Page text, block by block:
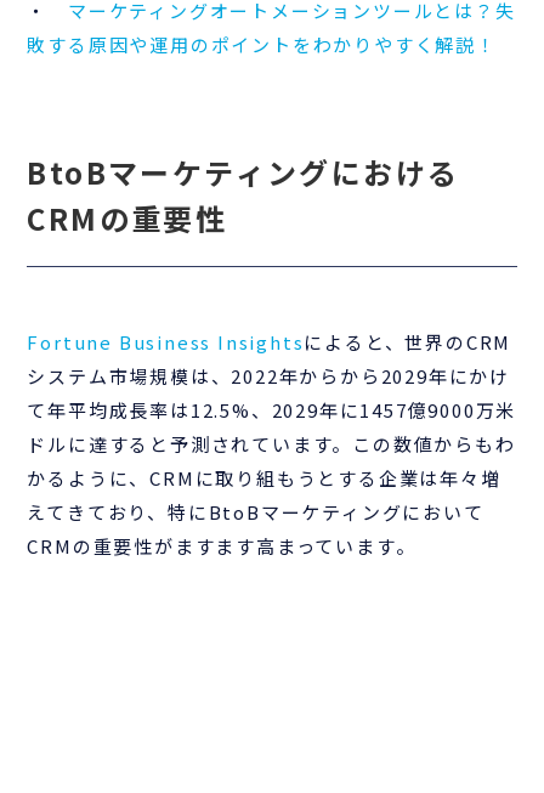
・ マーケティングオートメーションツールとは？失
敗する原因や運用のポイントをわかりやすく解説！
BtoBマーケティングにおける
CRMの重要性
Fortune Business Insightsによると、世界のCRM
システム市場規模は、2022年からから2029年にかけ
て年平均成長率は12.5%、2029年に1457億9000万米
ドルに達すると予測されています。この数値からもわ
かるように、CRMに取り組もうとする企業は年々増
えてきており、特にBtoBマーケティングにおいて
CRMの重要性がますます高まっています。